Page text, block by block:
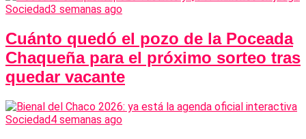
Sociedad3 semanas ago
Cuánto quedó el pozo de la Poceada
Chaqueña para el próximo sorteo tras
quedar vacante
Sociedad4 semanas ago